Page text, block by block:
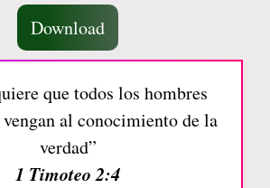
Download
que todos los hombres
vengan al conocimiento de la
verdad”
1 Timoteo 2:4